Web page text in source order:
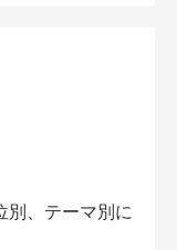
別、テーマ別に